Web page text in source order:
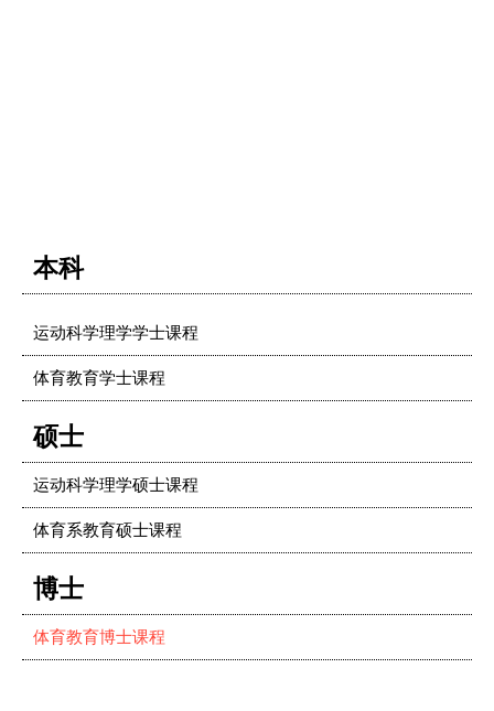
本科
运动科学理学学士课程
体育教育学士课程
硕士
运动科学理学硕士课程
体育系教育硕士课程
博士
体育教育博士课程